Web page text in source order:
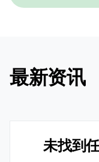
最新资讯
未找到